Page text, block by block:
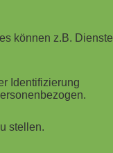
können z.B. Dienste
Identifizierung
stellen.